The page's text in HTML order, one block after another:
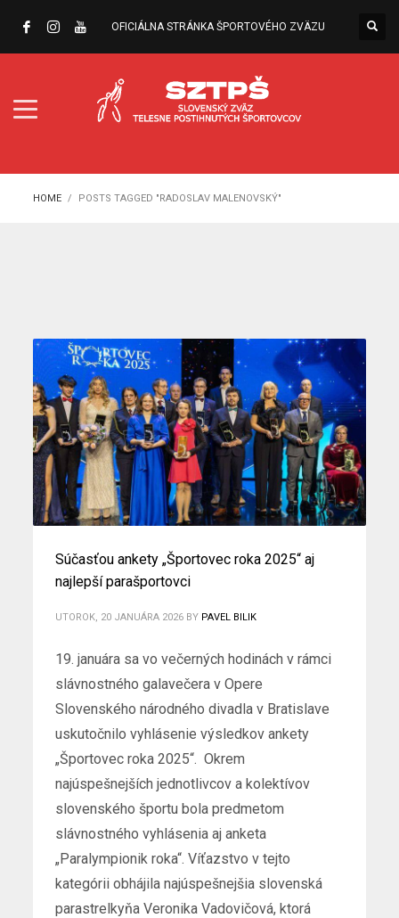
OFICIÁLNA STRÁNKA ŠPORTOVÉHO ZVÄZU
HOME POSTS TAGGED "RADOSLAV MALENOVSKÝ"
Súčasťou ankety „Športovec roka 2025“ aj
najlepší parašportovci
UTOROK, 20 JANUÁRA 2026 BY PAVEL BILIK
19. januára sa vo večerných hodinách v rámci
slávnostného galavečera v Opere
Slovenského národného divadla v Bratislave
uskutočnilo vyhlásenie výsledkov ankety
„Športovec roka 2025“. Okrem
najúspešnejších jednotlivcov a kolektívov
slovenského športu bola predmetom
slávnostného vyhlásenia aj anketa
„Paralympionik roka“. Víťazstvo v tejto
kategórii obhájila najúspešnejšia slovenská
parastrelkyňa Veronika Vadovičová, ktorá